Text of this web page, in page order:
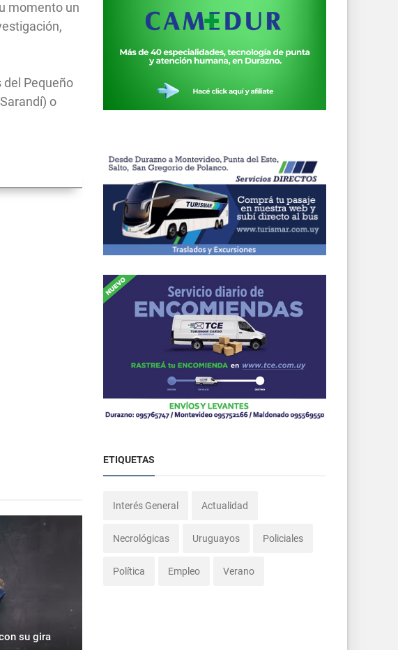
momento un
Pequeño
o
su gira
ETIQUETAS
Interés General Actualidad
Necrológicas Uruguayos Policiales
Política Empleo Verano